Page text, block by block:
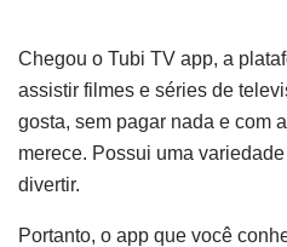
Chegou o Tubi TV app, a
assistir filmes e séries de
gosta, sem pagar nada e com
merece. Possui uma
divertir.
Portanto, o app que você